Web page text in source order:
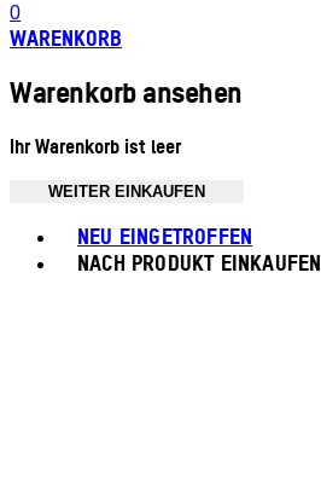
0
WARENKORB
Warenkorb ansehen
Ihr Warenkorb ist leer
WEITER EINKAUFEN
NEU EINGETROFFEN
NACH PRODUKT EINKAUFEN